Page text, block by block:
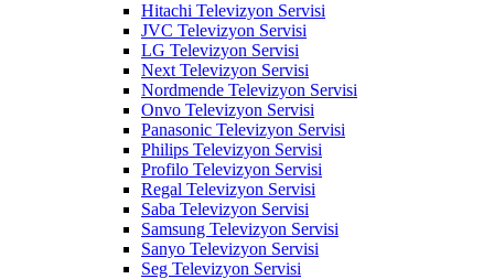
Hitachi Televizyon Servisi
JVC Televizyon Servisi
LG Televizyon Servisi
Next Televizyon Servisi
Nordmende Televizyon Servisi
Onvo Televizyon Servisi
Panasonic Televizyon Servisi
Philips Televizyon Servisi
Profilo Televizyon Servisi
Regal Televizyon Servisi
Saba Televizyon Servisi
Samsung Televizyon Servisi
Sanyo Televizyon Servisi
Seg Televizyon Servisi